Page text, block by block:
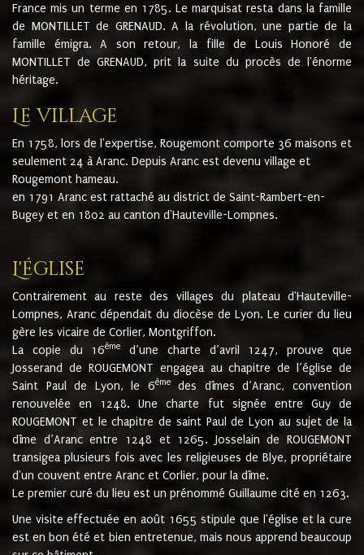
France mis un terme en 1785. Le marquisat resta dans la famille
de MONTILLET de GRENAUD. A la révolution, une partie de la
famille émigra. A son retour, la fille de Louis Honoré de
MONTILLET de GRENAUD, prit la suite du procès de l'énorme
héritage.
Le village
En 1758, lors de l'expertise, Rougemont comporte 36 maisons et
seulement 24 à Aranc. Depuis Aranc est devenu village et
Rougemont hameau.
en 1791 Aranc est rattaché au district de Saint-Rambert-en-
Bugey et en 1802 au canton d'Hauteville-Lompnes.
L'église
Contrairement au reste des villages du plateau d'Hauteville-
Lompnes, Aranc dépendait du diocèse de Lyon. Le curier du lieu
gère les vicaire de Corlier, Montgriffon.
La copie du 16ème
d’une charte d’avril 1247, prouve que
Josserand de ROUGEMONT engagea au chapitre de l’église de
Saint Paul de Lyon, le 6èmedes dîmes d’Aranc, convention
renouvelée en 1248. Une charte fut signée entre Guy de
ROUGEMONT et le chapitre de saint Paul de Lyon au sujet de la
dîme d’Aranc entre 1248 et 1265. Josselain de ROUGEMONT
transigea plusieurs fois avec les religieuses de Blye, propriétaire
d'un couvent entre Aranc et Corlier, pour la dîme.
Le premier curé du lieu est un prénommé Guillaume cité en 1263.
Une visite effectuée en août 1655 stipule que l'église et la cure
est en bon été et bien entretenue, mais nous apprend beaucoup